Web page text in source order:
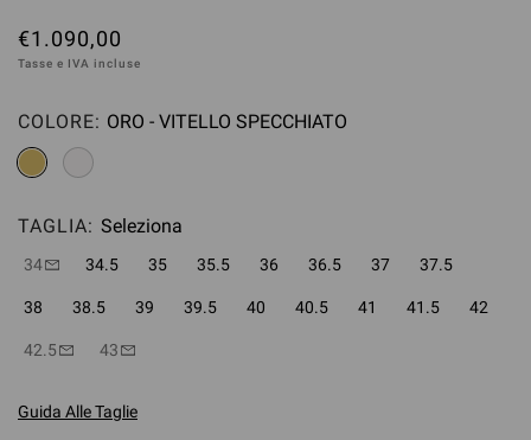
€1.090,00
Tasse e IVA incluse
COLORE: Seleziona
ORO - VITELLO SPECCHIATO
TAGLIA: Seleziona
34 34.5 35 35.5 36 36.5 37 37.5
38 38.5 39 39.5 40 40.5 41 41.5 42
42.5 43
Guida Alle Taglie